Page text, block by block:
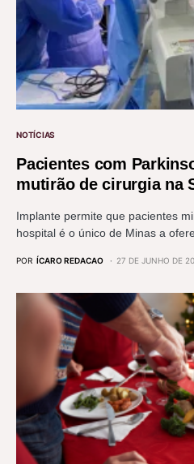
NOTÍCIAS
Pacientes com
mutirão de cirurgia na
Implante permite que pacientes
hospital é o único de Minas a
POR ÍCARO REDACAO 27 DE JUNHO DE